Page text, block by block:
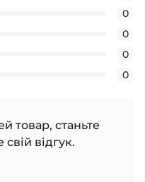
0
0
0
0
товар, станьте
відгук.